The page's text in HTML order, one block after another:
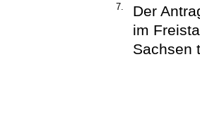
7.
Der
im
Sachsen